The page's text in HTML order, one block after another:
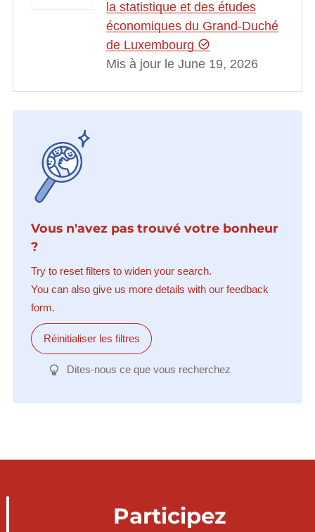
la statistique et des études
économiques du Grand-Duché
de Luxembourg
Mis à jour le June 19, 2026
Vous n'avez pas trouvé votre bonheur
?
Try to reset filters to widen your search.
You can also give us more details with our feedback
form.
Réinitialiser les filtres
Dites-nous ce que vous recherchez
Participez